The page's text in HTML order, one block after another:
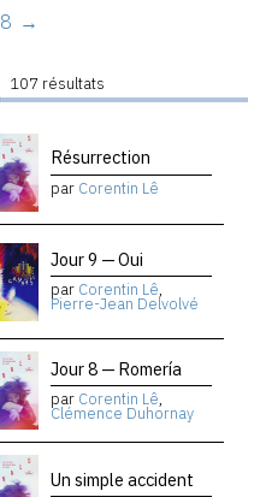
8 →
107 résultats
Résurrection
par Corentin Lê
Jour 9 — Oui
par Corentin Lê,
Pierre-Jean Delvolvé
Jour 8 — Romería
par Corentin Lê,
Clémence Duhornay
Un simple accident